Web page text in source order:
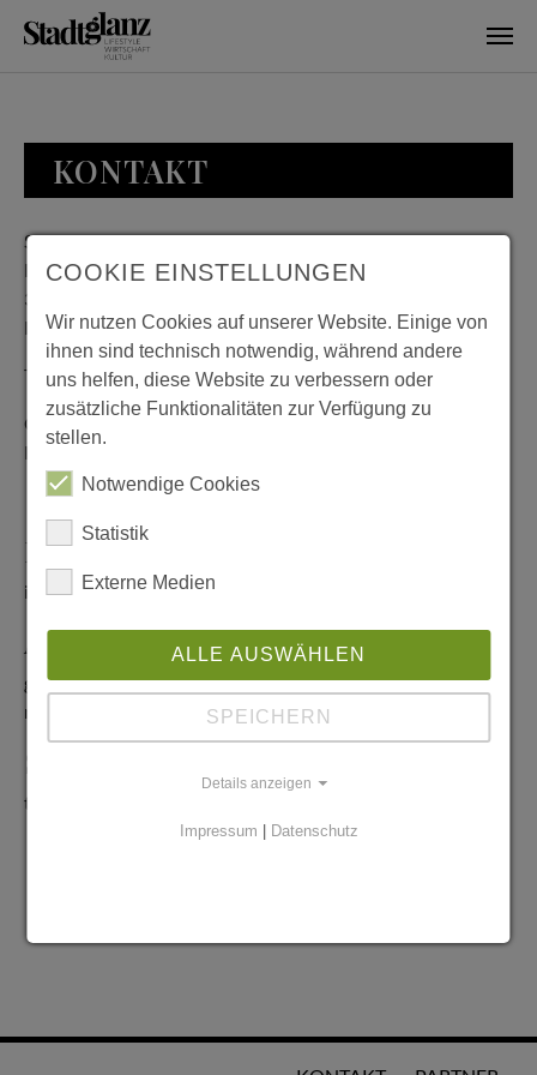
KONTAKT
Stadtglanz / mediaworld GmbH
Bankplatz 8
38100 Braunschweig
Deutschland
Telefon: 0531 482010-20
Geschäftszeiten: Montag bis Donnerstag 08:00 bis 18:00;
Freitag 08:00 bis 15:00
Redaktionelle Anfragen
info@stadtglanz.de
Anzeigen-Service
graen@mediaworldgmbh.deoder
meyer@mediaworldgmbh.de
tipps@stadtglanz.de
COOKIE EINSTELLUNGEN
Wir nutzen Cookies auf unserer Website. Einige von
ihnen sind technisch notwendig, während andere
uns helfen, diese Website zu verbessern oder
zusätzliche Funktionalitäten zur Verfügung zu
stellen.
Notwendige Cookies
Statistik
Externe Medien
ALLE AUSWÄHLEN
SPEICHERN
Details anzeigen
Impressum | Datenschutz